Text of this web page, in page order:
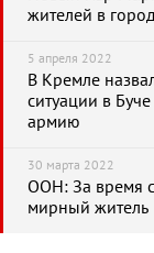
жителей в
5 апреля 2022
В Кремле
ситуации в
армию
30 марта 2022
ООН: За время
мирный житель